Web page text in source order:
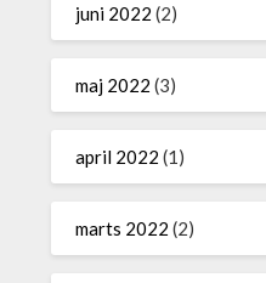
juni 2022 (2)
maj 2022 (3)
april 2022 (1)
marts 2022 (2)